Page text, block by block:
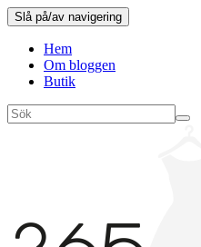
Slå på/av navigering
Hem
Om bloggen
Butik